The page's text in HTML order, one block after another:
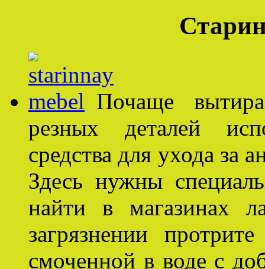
Почаще
резных деталей
средства для ухода за
Здесь нужны
найти в магазинах
загрязнении
смоченной в воде с